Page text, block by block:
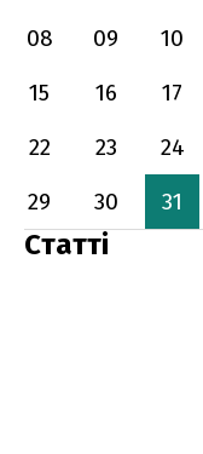
08
09 10
15
16 17
22
23 24
29
30 31
Статті